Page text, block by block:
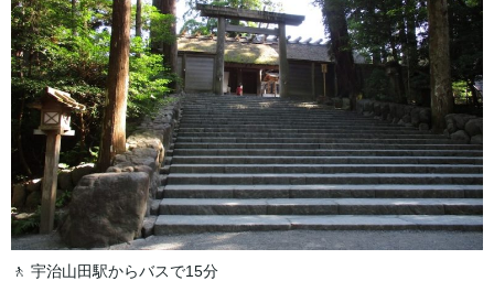
🚶 宇治山田駅からバスで15分